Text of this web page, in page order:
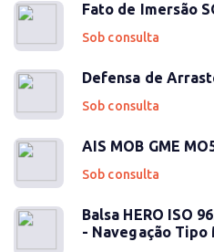
Fato de Imersão
Sob consulta
Defensa de
Sob consulta
AIS MOB GME
Sob consulta
Balsa HERO ISO
- Navegação Tipo